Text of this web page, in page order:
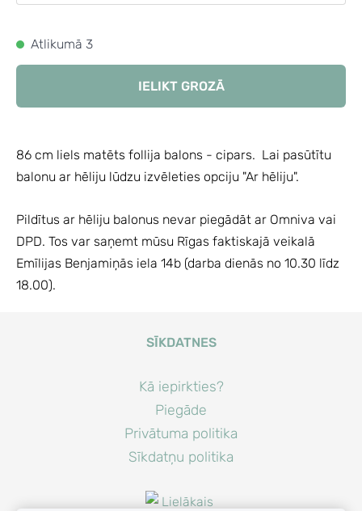
Atlikumā 3
IELIKT GROZĀ
86 cm liels matēts follija balons - cipars. Lai pasūtītu
balonu ar hēliju lūdzu izvēleties opciju "Ar hēliju".
Pildītus ar hēliju balonus nevar piegādāt ar Omniva vai
DPD. Tos var saņemt mūsu Rīgas faktiskajā veikalā
Emīlijas Benjamiņās iela 14b (darba dienās no 10.30 līdz
18.00).
SĪKDATNES
Kā iepirkties?
Piegāde
Privātuma politika
Sīkdatņu politika